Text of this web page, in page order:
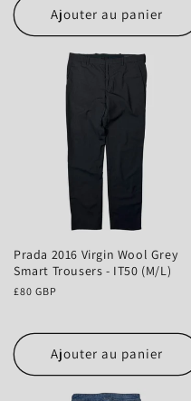
Ajouter au panier
Prada 2016 Virgin Wool Grey
Smart Trousers - IT50 (M/L)
Prix
£80 GBP
Ajouter au panier